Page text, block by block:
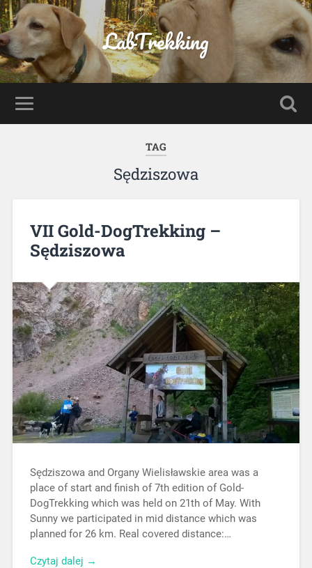
LabTrekking
TAG
Sędziszowa
VII Gold-DogTrekking –
Sędziszowa
Sędziszowa and Organy Wielisławskie area was a
place of start and finish of 7th edition of Gold-
DogTrekking which was held on 21th of May. With
Sunny we participated in mid distance which was
planned for 26 km. Real covered distance:…
Czytaj dalej →